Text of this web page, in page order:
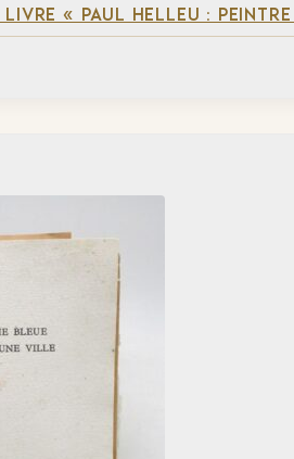
« PAUL HELLEU :